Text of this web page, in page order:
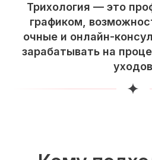
Трихология — это
графиком,
очные и онлайн-
зарабатывать на
уходов